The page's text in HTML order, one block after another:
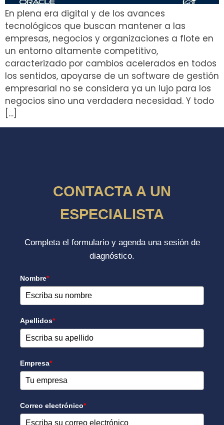
En plena era digital y de los avances
tecnológicos que buscan mantener a las
empresas, negocios y organizaciones a flote en
un entorno altamente competitivo,
caracterizado por cambios acelerados en todos
los sentidos, apoyarse de un software de gestión
empresarial no se considera ya un lujo para los
negocios sino una verdadera necesidad. Y todo
[…]
CONTACTA A UN
ESPECIALISTA
Completa el formulario y agenda una sesión de
diagnóstico.
Nombre*
Apellidos*
Empresa*
Correo electrónico*